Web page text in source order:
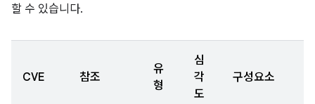
할 수 있습니다.
CVE 참조
유
형
심
각
도
구성요소